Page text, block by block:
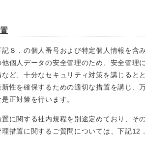
８．の個人番号および特定個人情報を含
個人データの安全管理のため、安全管理
ど、十分なセキュリティ対策を講じると
性を確保するための適切な措置を講じ、
正対策を行います。
に関する社内規程を別途定めており、そ
措置に関するご質問については、下記12